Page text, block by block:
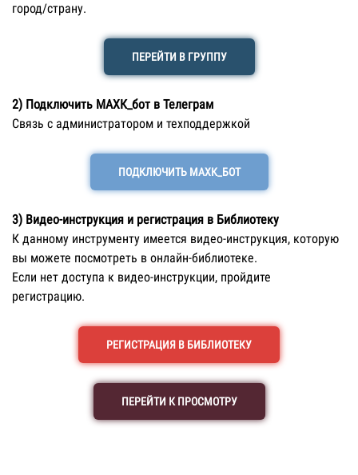
город/страну.
ПЕРЕЙТИ В ГРУППУ
2) Подключить МАХК_бот в Телеграм
Связь с администратором и техподдержкой
ПОДКЛЮЧИТЬ МАХК_БОТ
3) Видео-инструкция и регистрация в Библиотеку
К данному инструменту имеется видео-инструкция, которую
вы можете посмотреть в онлайн-библиотеке.
Если нет доступа к видео-инструкции, пройдите
регистрацию.
РЕГИСТРАЦИЯ В БИБЛИОТЕКУ
ПЕРЕЙТИ К ПРОСМОТРУ